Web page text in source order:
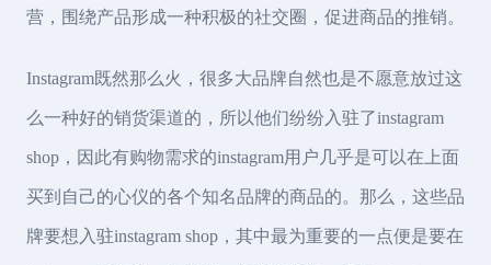
营，围绕产品形成一种积极的社交圈，促进商品的推销。
Instagram既然那么火，很多大品牌自然也是不愿意放过这
么一种好的销货渠道的，所以他们纷纷入驻了instagram
shop，因此有购物需求的instagram用户几乎是可以在上面
买到自己的心仪的各个知名品牌的商品的。那么，这些品
牌要想入驻instagram shop，其中最为重要的一点便是要在